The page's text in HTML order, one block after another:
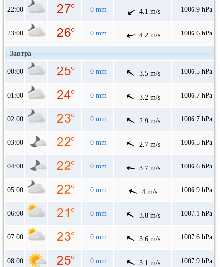
22:00 0 mm 4.1 m/s 1006.9 hPa
23:00 0 mm 4.2 m/s 1006.6 hPa
Завтра
00:00 0 mm 3.5 m/s 1006.5 hPa
01:00 0 mm 3.2 m/s 1006.7 hPa
02:00 0 mm 2.9 m/s 1006.7 hPa
03:00 0 mm 2.7 m/s 1006.5 hPa
04:00 0 mm 3.7 m/s 1006.6 hPa
05:00 0 mm 4 m/s 1006.9 hPa
06:00 0 mm 3.8 m/s 1007.1 hPa
07:00 0 mm 3.6 m/s 1007.6 hPa
08:00 0 mm 3.1 m/s 1007.9 hPa